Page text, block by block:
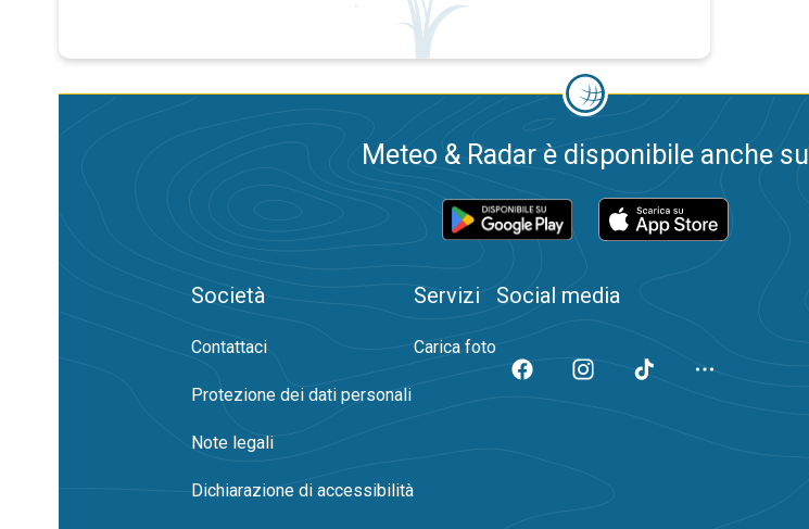
Meteo & Radar è disponibile anche su
Società
Contattaci
Protezione dei dati personali
Note legali
Dichiarazione di accessibilità
Servizi
Carica foto
Social media